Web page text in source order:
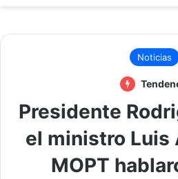
Noticias
Presidente
el ministro Luis
MOPT